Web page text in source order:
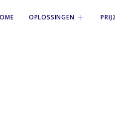
OPLOSSINGEN